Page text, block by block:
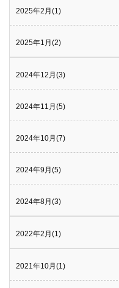
2025年2月(1)
2025年1月(2)
2024年12月(3)
2024年11月(5)
2024年10月(7)
2024年9月(5)
2024年8月(3)
2022年2月(1)
2021年10月(1)